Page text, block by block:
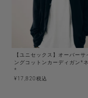
【ユニセックス】オーバーサ
ングコットンカーディガン*
*
¥17,820税込